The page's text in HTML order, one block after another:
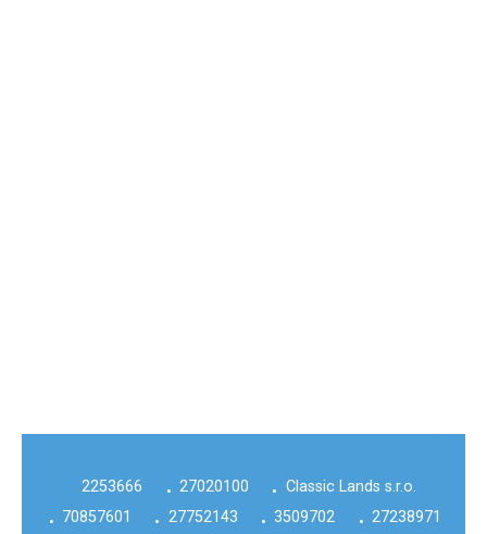
2253666 • 27020100 • Classic Lands s.r.o.
• 70857601 • 27752143 • 3509702 • 27238971